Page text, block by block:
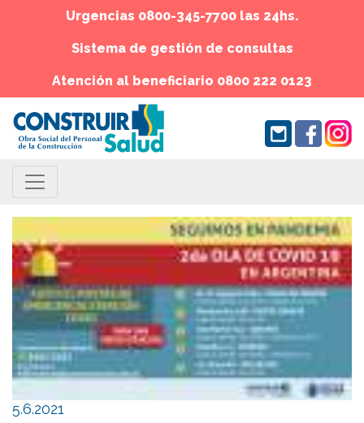
Urgencias 0800-345-7700 las 24hs.
Sistema de gestión de consultas
Atención al beneficiario 0800 222 0123
5.6.2021